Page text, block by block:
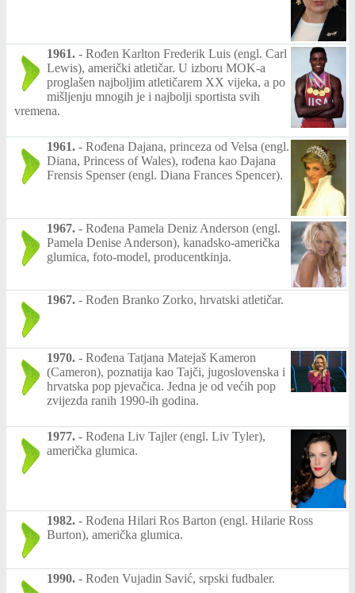
1961. - Rođen Karlton Frederik Luis (engl. Carl
Lewis), američki atletičar. U izboru MOK-a
proglašen najboljim atletičarem XX vijeka, a po
mišljenju mnogih je i najbolji sportista svih
vremena.
1961. - Rođena Dajana, princeza od Velsa (engl.
Diana, Princess of Wales), rođena kao Dajana
Frensis Spenser (engl. Diana Frances Spencer).
1967. - Rođena Pamela Deniz Anderson (engl.
Pamela Denise Anderson), kanadsko-američka
glumica, foto-model, producentkinja.
1967. - Rođen Branko Zorko, hrvatski atletičar.
1970. - Rođena Tatjana Matejaš Kameron
(Cameron), poznatija kao Tajči, jugoslovenska i
hrvatska pop pjevačica. Jedna je od većih pop
zvijezda ranih 1990-ih godina.
1977. - Rođena Liv Tajler (engl. Liv Tyler),
američka glumica.
1982. - Rođena Hilari Ros Barton (engl. Hilarie Ross
Burton), američka glumica.
1990. - Rođen Vujadin Savić, srpski fudbaler.